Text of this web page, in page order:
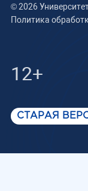
© 2026
Политика
12+
СТАРАЯ